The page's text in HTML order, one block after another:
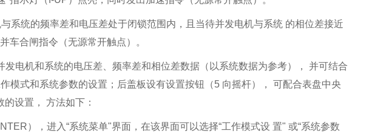
系统的频率差和电压差处于闭锁范围内，且当待并发电机与系统 的相位差接近
车合闸指令（无源常开触点）。
电机和系统的电压差、频率差和相位差数据（以系统数据为参考）， 并可结合
模式和系统参数的设置；后盖板设有设置按钮（5 向摇杆）， 可配合表盘中央
设置， 方法如下：
），进入“系统菜单"界面，在该界面可以选择“工作模式设 置" 或“系统参数